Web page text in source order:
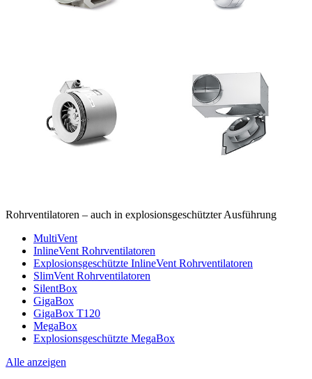
Rohrventilatoren – auch in explosionsgeschützter Ausführung
MultiVent
InlineVent Rohrventilatoren
Explosionsgeschützte InlineVent Rohrventilatoren
SlimVent Rohrventilatoren
SilentBox
GigaBox
GigaBox T120
MegaBox
Explosionsgeschützte MegaBox
Alle anzeigen